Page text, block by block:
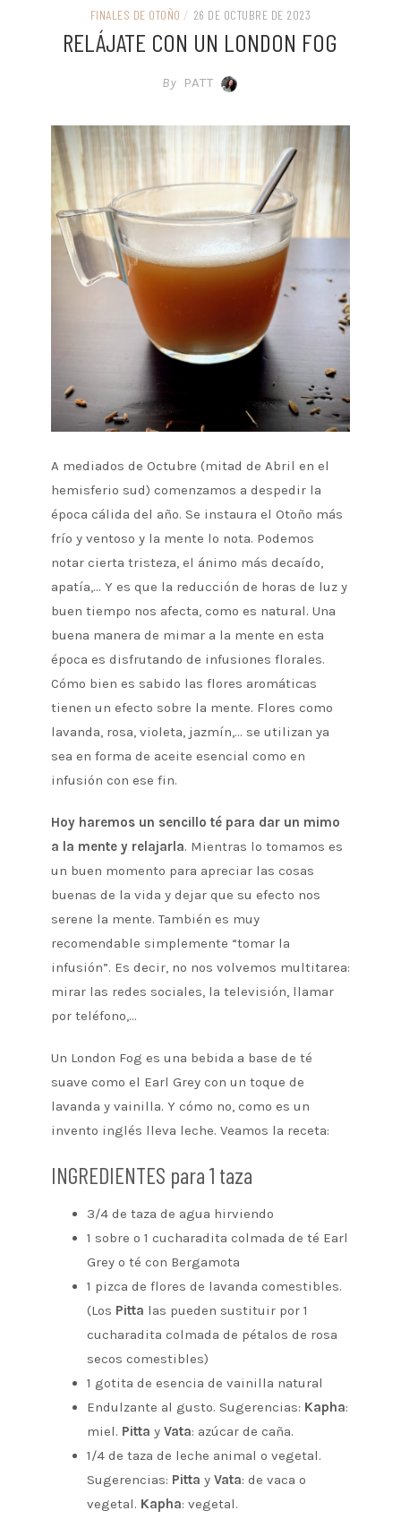
FINALES DE OTOÑO / 26 DE OCTUBRE DE 2023
RELÁJATE CON UN LONDON FOG
By PATT
A mediados de Octubre (mitad de Abril en el
hemisferio sud) comenzamos a despedir la
época cálida del año. Se instaura el Otoño más
frío y ventoso y la mente lo nota. Podemos
notar cierta tristeza, el ánimo más decaído,
apatía,… Y es que la reducción de horas de luz y
buen tiempo nos afecta, como es natural. Una
buena manera de mimar a la mente en esta
época es disfrutando de infusiones florales.
Cómo bien es sabido las flores aromáticas
tienen un efecto sobre la mente. Flores como
lavanda, rosa, violeta, jazmín,… se utilizan ya
sea en forma de aceite esencial como en
infusión con ese fin.
Hoy haremos un sencillo té para dar un mimo
a la mente y relajarla. Mientras lo tomamos es
un buen momento para apreciar las cosas
buenas de la vida y dejar que su efecto nos
serene la mente. También es muy
recomendable simplemente “tomar la
infusión”. Es decir, no nos volvemos multitarea:
mirar las redes sociales, la televisión, llamar
por teléfono,…
Un London Fog es una bebida a base de té
suave como el Earl Grey con un toque de
lavanda y vainilla. Y cómo no, como es un
invento inglés lleva leche. Veamos la receta:
INGREDIENTES para 1 taza
3/4 de taza de agua hirviendo
1 sobre o 1 cucharadita colmada de té Earl
Grey o té con Bergamota
1 pizca de flores de lavanda comestibles.
(Los Pitta las pueden sustituir por 1
cucharadita colmada de pétalos de rosa
secos comestibles)
1 gotita de esencia de vainilla natural
Endulzante al gusto. Sugerencias: Kapha:
miel. Pitta y Vata: azúcar de caña.
1/4 de taza de leche animal o vegetal.
Sugerencias: Pitta y Vata: de vaca o
vegetal. Kapha: vegetal.